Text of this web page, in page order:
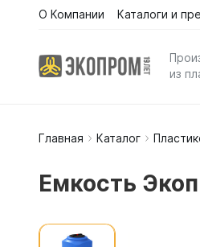
О Компании Каталоги и
из
Главная Каталог
Емкость